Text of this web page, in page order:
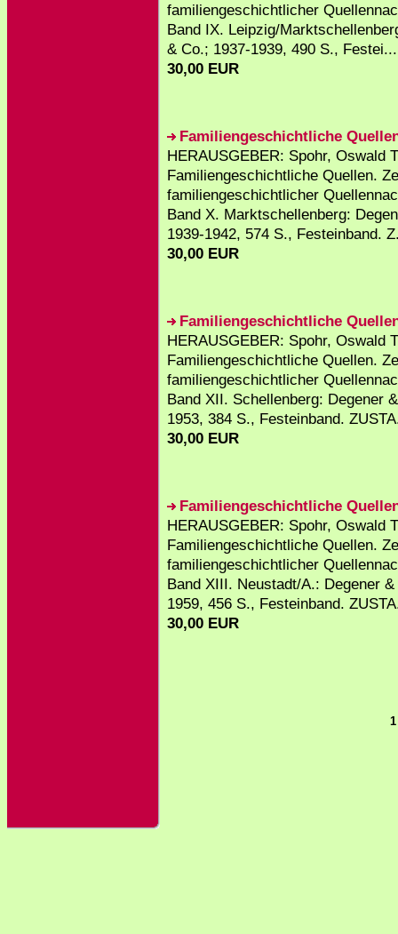
familiengeschichtlicher
Band IX. Leipzig/
& Co.; 1937-1939, 490 S., Festei...
30,00 EUR
Familiengeschichtliche
HERAUSGEBER: Spohr, Oswald
Familiengeschichtliche Quellen.
familiengeschichtlicher
Band X. Marktschellenberg:
1939-1942, 574 S., Festeinband.
30,00 EUR
Familiengeschichtliche
HERAUSGEBER: Spohr, Oswald
Familiengeschichtliche Quellen.
familiengeschichtlicher
Band XII. Schellenberg: Degener
1953, 384 S., Festeinband.
30,00 EUR
Familiengeschichtliche
HERAUSGEBER: Spohr, Oswald
Familiengeschichtliche Quellen.
familiengeschichtlicher
Band XIII. Neustadt/A.: Degener
1959, 456 S., Festeinband.
30,00 EUR
1